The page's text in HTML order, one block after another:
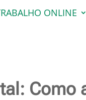
ONLINE
Como